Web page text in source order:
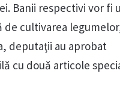
Banii respectivi vor fi
de cultivarea
deputaţii au aprobat
cu două articole